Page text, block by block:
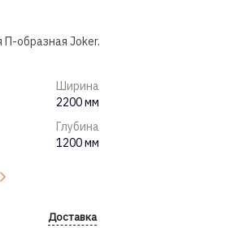
П-образная Joker.
Ширина
2200 мм
Глубина
1200 мм
Доставка